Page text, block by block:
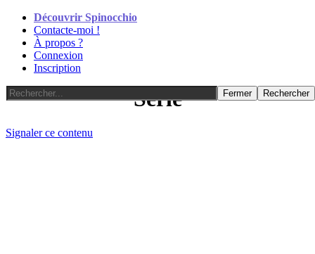
Découvrir Spinocchio
Contacte-moi !
À propos ?
Connexion
Inscription
Fermer Rechercher
Série
Signaler ce contenu